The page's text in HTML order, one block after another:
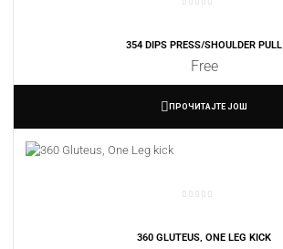
354 DIPS PRESS/SHOULDER PULL
Free
ПРОЧИТАЈТЕ ЈОШ
360 GLUTEUS, ONE LEG KICK